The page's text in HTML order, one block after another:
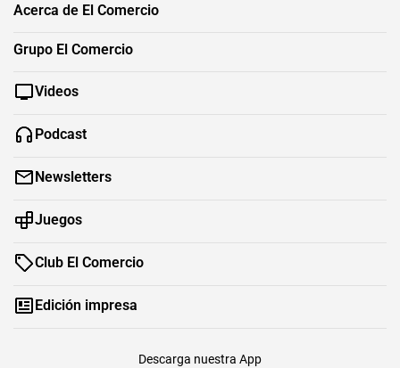
Acerca de El Comercio
Grupo El Comercio
Videos
Podcast
Newsletters
Juegos
Club El Comercio
Edición impresa
Descarga nuestra App